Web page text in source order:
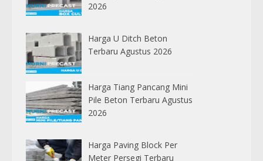
2026
Harga U Ditch Beton
Terbaru Agustus 2026
Harga Tiang Pancang Mini
Pile Beton Terbaru Agustus
2026
Harga Paving Block Per
Meter Persegi Terbaru